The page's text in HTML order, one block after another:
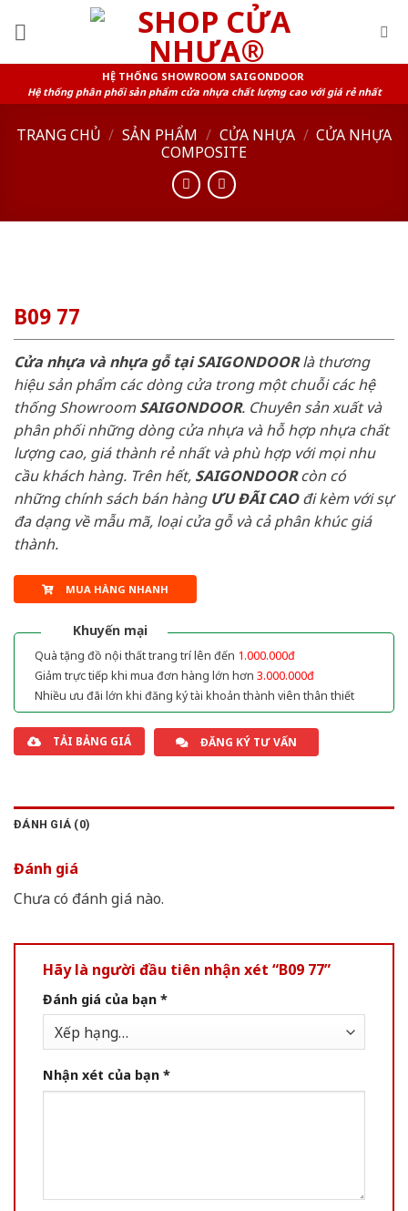
HỆ THỐNG SHOWROOM SAIGONDOOR
Hệ thống phân phối sản phẩm cửa nhựa chất lượng cao với giá rẻ nhất
TRANG CHỦ / SẢN PHẨM / CỬA NHỰA / CỬA NHỰA
COMPOSITE
B09 77
Cửa nhựa và nhựa gỗ tại SAIGONDOORlà thương
hiệu sản phẩm các dòng cửa trong một chuỗi các hệ
thống ShowroomSAIGONDOOR. Chuyên sản xuất và
phân phối những dòng cửa nhựa và hỗ hợp nhựa chất
lượng cao, giá thành rẻ nhất và phù hợp với mọi nhu
cầu khách hàng. Trên hết, SAIGONDOORcòn có
những chính sách bán hàng ƯU ĐÃI CAOđi kèm với sự
đa dạng về mẫu mã, loại cửa gỗ và cả phân khúc giá
thành.
MUA HÀNG NHANH
Khuyến mại
Quà tặng đồ nội thất trang trí lên đến 1.000.000đ
Giảm trực tiếp khi mua đơn hàng lớn hơn 3.000.000đ
Nhiều ưu đãi lớn khi đăng ký tài khoản thành viên thân thiết
TẢI BẢNG GIÁ ĐĂNG KÝ TƯ VẤN
ĐÁNH GIÁ (0)
Đánh giá
Chưa có đánh giá nào.
Hãy là người đầu tiên nhận xét “B09 77”
Đánh giá của bạn *
Nhận xét của bạn *